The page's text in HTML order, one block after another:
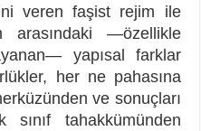
veren faşist rejim ile
arasındaki —özellikle
yapısal farklar
her ne pahasına
ve sonuçları
tahakkümünden